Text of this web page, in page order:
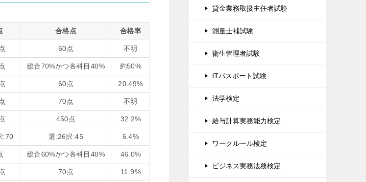
合格点 合格率
60点 不明
総合70%かつ各科目40% 約50%
60点 20.49%
70点 不明
450点 32.2%
:70 選:26択:45 6.4%
総合60%かつ各科目40% 46.0%
70点 11.9%
貸金業務取扱主任者試験
測量士補試験
衛生管理者試験
ITパスポート試験
法学検定
給与計算実務能力検定
ワークルール検定
ビジネス実務法務検定